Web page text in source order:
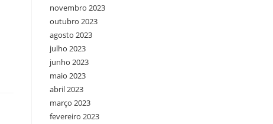
novembro 2023
outubro 2023
agosto 2023
julho 2023
junho 2023
maio 2023
abril 2023
março 2023
fevereiro 2023